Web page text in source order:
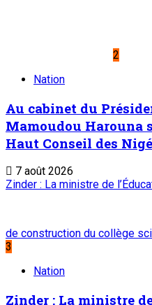
2
Nation
Au cabinet du
Mamoudou Harouna
Haut Conseil des
7 août 2026
Zinder : La ministre de
de construction du collège
3
Nation
Zinder : La ministre